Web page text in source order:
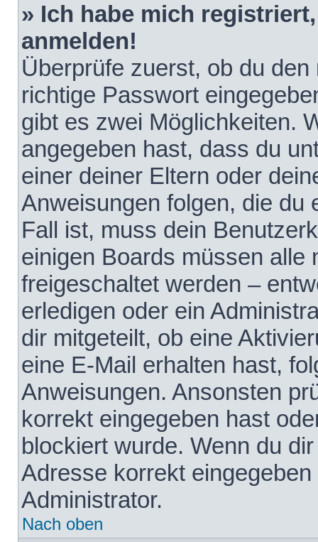
» Ich habe mich
anmelden!
Überprüfe zuerst, ob du
richtige Passwort
gibt es zwei Möglichkeiten.
angegeben hast, dass du
einer deiner Eltern oder
Anweisungen folgen, die du
Fall ist, muss dein
einigen Boards müssen alle
freigeschaltet werden –
erledigen oder ein
dir mitgeteilt, ob eine
eine E-Mail erhalten hast,
Anweisungen. Ansonsten
korrekt eingegeben hast
blockiert wurde. Wenn du
Adresse korrekt
Administrator.
Nach oben